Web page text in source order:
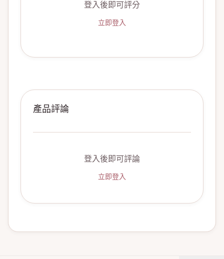
登入後即可評分
立即登入
產品評論
登入後即可評論
立即登入